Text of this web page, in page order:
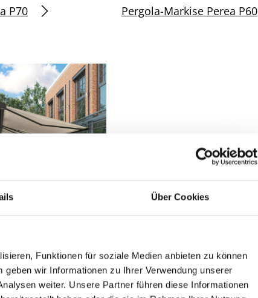
Über Cookies
Funktionen für soziale Medien anbieten zu können
wir Informationen zu Ihrer Verwendung unserer
weiter. Unsere Partner führen diese Informationen
P70 Pergola-Markise Perea P60